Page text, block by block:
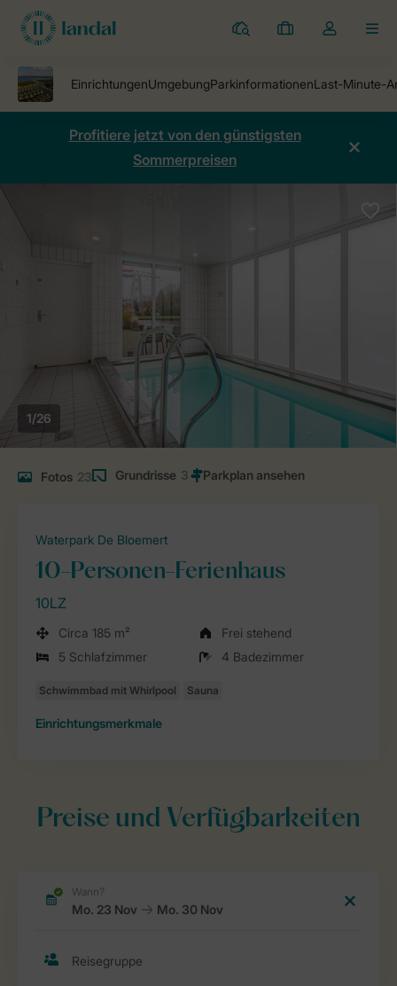
Ferienparks
Meine
Dropdown-
öffnen
Profitiere jetzt von den günstigsten
Sommerpreisen
1/26
Fotos 23 Grundrisse 3
Waterpark De Bloemert
10-Personen-Ferienhaus
10LZ
Circa 185 m²
Frei stehend
5 Schlafzimmer
4 Badezimmer
Einrichtungsmerkmale
Preise und Verfügbarkeiten